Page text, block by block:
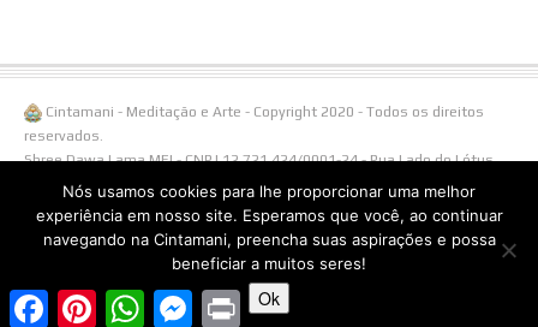
Cintamani - Meditação e Arte - Copyright 2020 - Todos os direitos
reservados.
Shree Dawa Lama MEI - CNPJ 12.721.424/0001-24 - Rua Lado do Lótus,
108/ Linha Águas Brancas, 1238 - 95650-000 Três Coroas - RS -
Fone/Whatsapp (51)996538855.
FacebookPinterestWhatsAppMessenger
Print
Nós usamos cookies para lhe proporcionar uma melhor
experiência em nosso site. Esperamos que você, ao continuar
navegando na Cintamani, preencha suas aspirações e possa
beneficiar a muitos seres!
Ok